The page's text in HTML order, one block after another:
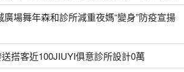
場舞年森和診所減重夜媽“變身”防疫宣揚
搭客近100JIUYI俱意診所設計0萬